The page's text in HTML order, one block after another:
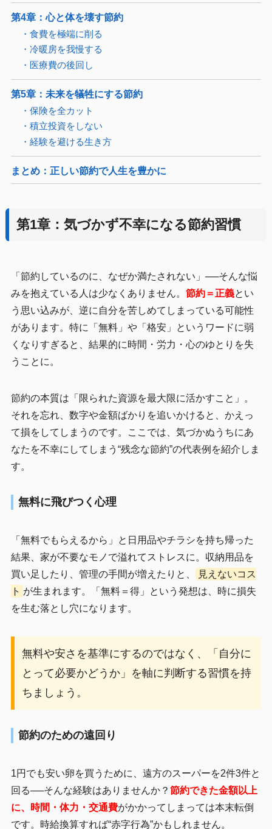
第4章：心と体を壊す節約
・食費を極端に削る
・冷暖房を我慢する
・医療費の後回し
第5章：未来を犠牲にする節約
・保険を全カット
・積立投資をしない
・経験を避ける生き方
まとめ：正しい節約で人生を豊かに
第1章：気づかず不幸になる節約習慣
「節約しているのに、なぜか満たされない」──そんな悩
みを抱えている人は少なくありません。 節約＝正義とい
う思い込みが、逆に自分を苦しめてしまっている可能性
があります。特に「無料」や「格安」というワードに弱
くなりすぎると、結果的に時間・労力・心のゆとりを失
うことに。
節約の本質は「限られた資源を最大限に活かすこと」。
それを忘れ、数字や金額ばかりを追いかけると、かえっ
て損をしてしまうのです。ここでは、気づかぬうちにあ
なたを不幸にしてしまう“残念な節約”の代表例を紹介しま
す。
無料に飛びつく心理
「無料でもらえるから」と日用品やチラシを持ち帰った
結果、家が不要なモノで溢れてストレスに。収納用品を
買い足したり、管理の手間が増えたりと、
見えないコス
ト が生まれます。「無料＝得」という発想は、時に損失
を生む落とし穴になります。
無料や安さを基準にするのではなく、「自分に
とって必要かどうか」を軸に判断する習慣を持
ちましょう。
節約のための遠回り
1円でも安い卵を買うために、遠方のスーパーを2件3件と
回る──そんな経験はありませんか？ 節約できた金額以上
に、時間・体力・交通費がかかってしまっては本末転倒
です。時給換算すれば“赤字行為”かもしれません。